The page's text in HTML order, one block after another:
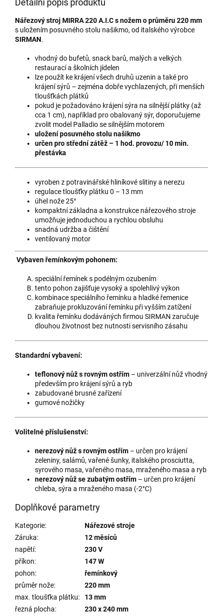
Detailní popis produktu
Nářezový stroj MIRRA 220 A.I.C s nožem o průměru 220 mm
s uložením posuvného stolu našikmo, od italského výrobce
SIRMAN.
vhodný do bufetů, snack barů, malých a velkých
restaurací a školních jídelen
lze použít ke krájení všech druhů uzenin a také pro
krájení sýrů – zejména dobře vychlazených, při menších
tloušťkách plátků
pokud je požadováno krájení sýra na silnější plátky (až
cca 1 cm), například pro obalovaný sýr, doporučujeme
zvolit model Palladio se silnějším motorem
uložení posuvného stolu našikmo
určen pro střední zátěž – 1 hod. provozu/ 10 min.
přestávka
vyroben z potravinářské hliníkové slitiny a nerezu
regulace tloušťky plátku 0 – 13 mm
úhel nože 25°
kompaktní základna a konstrukce nářezového stroje
umožňuje jednoduchou a rychlou obsluhu
snadná udržba a čištění
ventilovaný motor
Vybaven řemínkovým pohonem:
speciální řemínek s podélným ozubením
tento pohon zajišťuje vysoký a spolehlivý výkon
kombinace speciálního řemínku a hladké řemenice
zabraňuje prokluzování řemínku při vyšším zatížení
kvalita řemínku dodáváných firmou SIRMAN zaručuje
dlouhou životnost bez nutnosti servisního zásahu
Standardní vybavení:
teflonový nůž s rovným ostřím – univerzální nůž vhodný
především pro krájení sýrů a ryb
zabudované brusné zařízení
gumové nožičky
Volitelné příslušenství:
nerezový nůž s rovným ostřím – určen pro krájení
zeleniny, salámů, vařené šunky, italského prosciutta,
syrového masa, vařeného masa, mraženého masa a ryb
nerezový nůž se zubatým ostřím – určen pro krájení
chleba, sýra a mraženého masa (-2°C)
Doplňkové parametry
Kategorie:
Nářezové stroje
Záruka:
12 měsíců
napětí:
230 V
příkon:
147 W
pohon:
řemínkový
průměr nože:
220 mm
max. tloušťka plátku:
13 mm
řezná plocha:
230 x 240 mm